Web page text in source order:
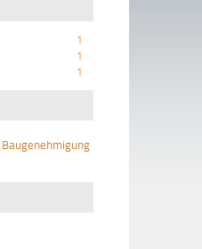
1
1
1
Baugenehmigung